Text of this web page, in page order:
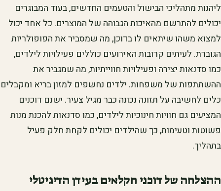
ליהנות מתהליכי הבישול והטעמים החדשים, בעוד המבוגרים
יכולים להתרשם מהאיכות הגבוהה של המוצרים. כל אחד יכול
למצוא משהו שיתאים לו בדוכן, מה שמסביר את הפופולריות
הגוברת. לעיתים קרובות האירועים כוללים פעילויות לילדים,
כמו סדנאות יצירה ופעילויות חווייתיות, מה שמגביר את
ההשתתפות של משפחות. ילדים נחשפים למזון בריא ומקבלים
כלים לחשיבה על תזונה נכונה כבר מגיל צעיר. ישנם דוכנים
המציעים גם חוויות חינוכיות לילדים, כמו סדנאות להכנת מנות
פשוטות וטעימות, כך שהילדים יכולים לקחת חלק פעיל
בתהליך.
ההצלחה של דוכני חקלאים בעידן הדיגיטלי